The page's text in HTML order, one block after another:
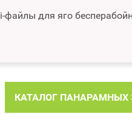
файлы для яго
КАТАЛОГ